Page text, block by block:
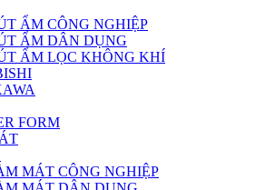
ẨM CÔNG NGHIỆP
ẨM DÂN DỤNG
ẨM LỌC KHÔNG KHÍ
FORM
MÁT CÔNG NGHIỆP